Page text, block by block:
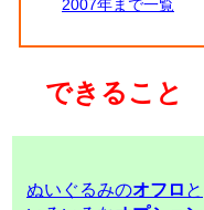
2007年まで一覧
できること
ぬいぐるみのオフロ と